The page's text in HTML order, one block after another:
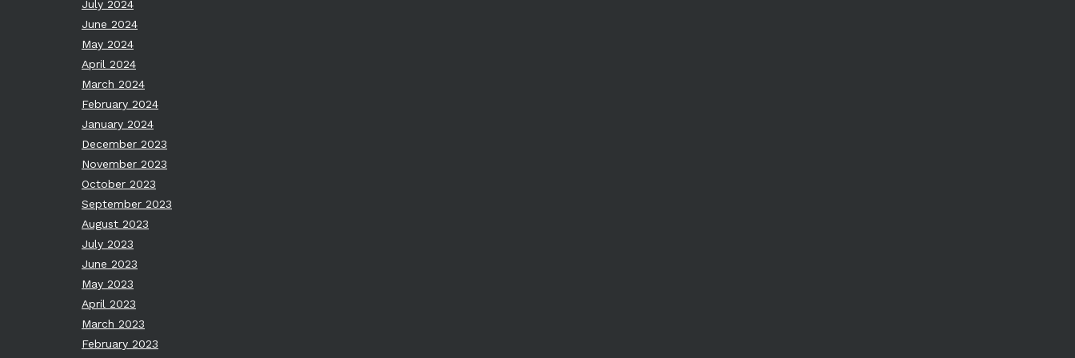
July 2024
June 2024
May 2024
April 2024
March 2024
February 2024
January 2024
December 2023
November 2023
October 2023
September 2023
August 2023
July 2023
June 2023
May 2023
April 2023
March 2023
February 2023